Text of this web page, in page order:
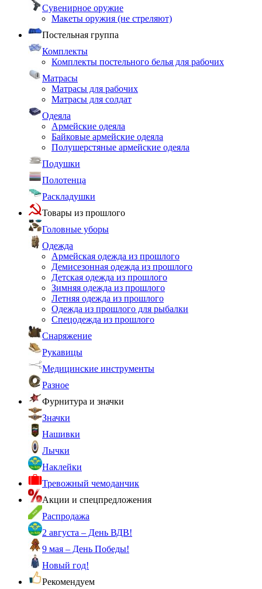
Сувенирное оружие
Макеты оружия (не стреляют)
Постельная группа
Комплекты
Комплекты постельного белья для рабочих
Матрасы
Матрасы для рабочих
Матрасы для солдат
Одеяла
Армейские одеяла
Байковые армейские одеяла
Полушерстяные армейские одеяла
Подушки
Полотенца
Раскладушки
Товары из прошлого
Головные уборы
Одежда
Армейская одежда из прошлого
Демисезонная одежда из прошлого
Детская одежда из прошлого
Зимняя одежда из прошлого
Летняя одежда из прошлого
Одежда из прошлого для рыбалки
Спецодежда из прошлого
Снаряжение
Рукавицы
Медицинские инструменты
Разное
Фурнитура и значки
Значки
Нашивки
Лычки
Наклейки
Тревожный чемоданчик
Акции и спецпредложения
Распродажа
2 августа – День ВДВ!
9 мая – День Победы!
Новый год!
Рекомендуем